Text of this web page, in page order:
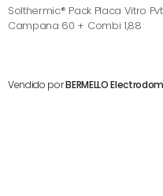
Solthermic® Pack Placa Vitro
Campana 60 + Combi 1,88
Vendido porBERMELLO